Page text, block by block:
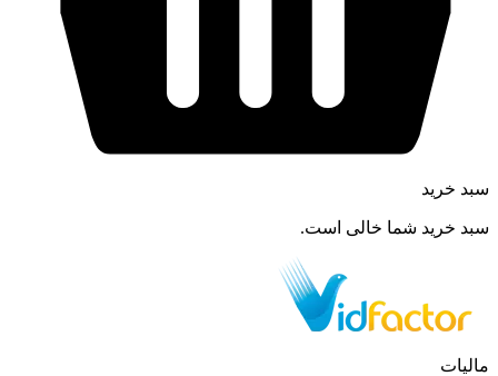
سبد خرید
سبد خرید شما خالی است.
مالیات